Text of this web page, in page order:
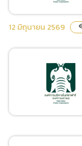
๒๕๖๙ โดยวิธีเฉพาะเจ
จ้างบุคคลภายนอกเ
บัญชี ขององค์การบริ
ซาฟารี (องค์การมหา
สำหรับรอบปีบัญชี ๒
12 มิถุนายน 2569